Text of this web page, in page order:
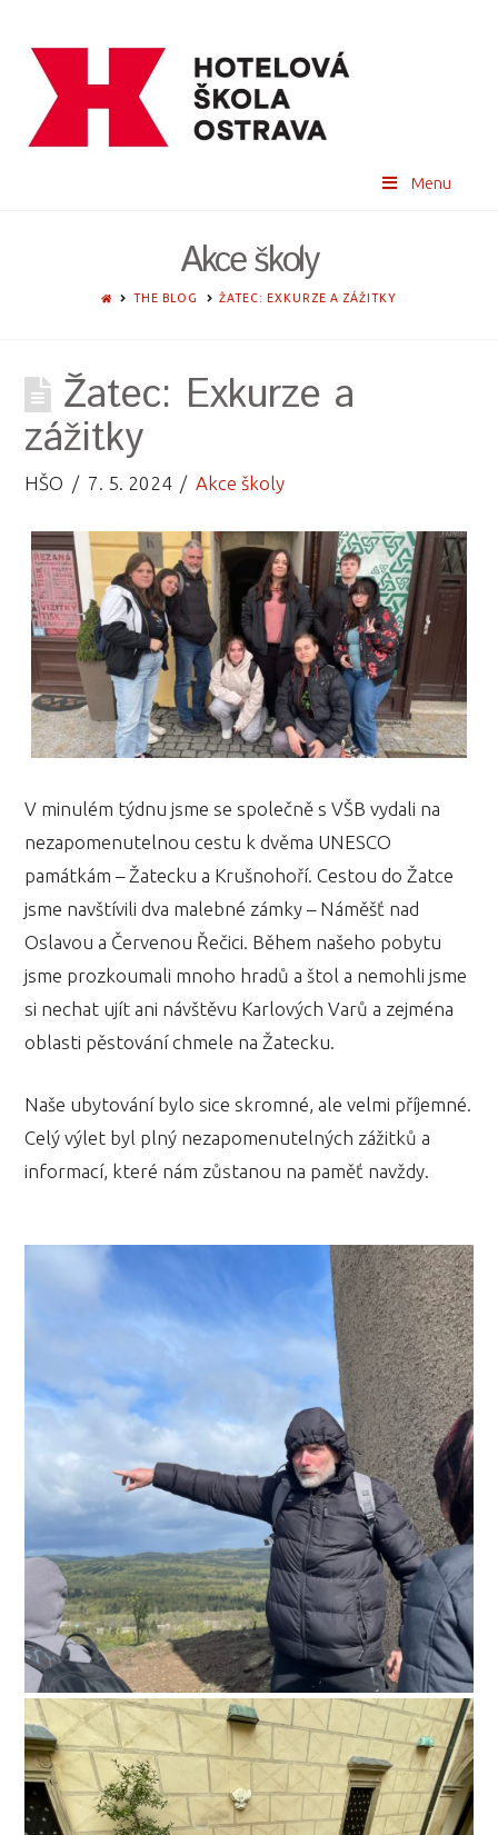
Menu
Akce školy
HOMETHE BLOG ŽATEC: EXKURZE A ZÁŽITKY
Žatec: Exkurze a
zážitky
HŠO 7. 5. 2024 Akce školy
V minulém týdnu jsme se společně s VŠB vydali na
nezapomenutelnou cestu k dvěma UNESCO
památkám – Žatecku a Krušnohoří. Cestou do Žatce
jsme navštívili dva malebné zámky – Náměšť nad
Oslavou a Červenou Řečici. Během našeho pobytu
jsme prozkoumali mnoho hradů a štol a nemohli jsme
si nechat ujít ani návštěvu Karlových Varů a zejména
oblasti pěstování chmele na Žatecku.
Naše ubytování bylo sice skromné, ale velmi příjemné.
Celý výlet byl plný nezapomenutelných zážitků a
informací, které nám zůstanou na paměť navždy.